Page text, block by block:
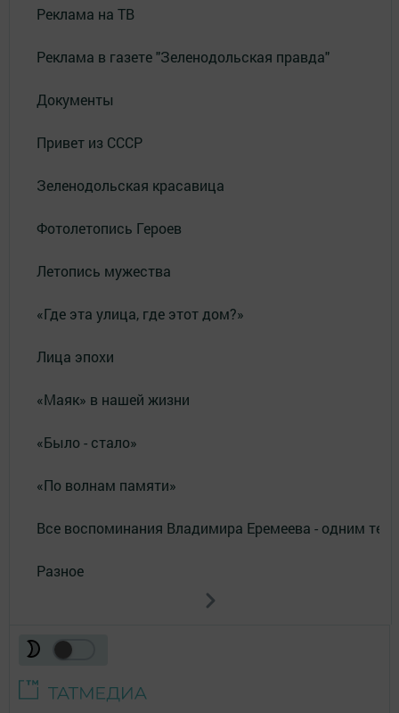
Реклама на ТВ
Реклама в газете "Зеленодольская правда"
Документы
Привет из СССР
Зеленодольская красавица
Фотолетопись Героев
Летопись мужества
«Где эта улица, где этот дом?»
Лица эпохи
«Маяк» в нашей жизни
«Было - стало»
«По волнам памяти»
Все воспоминания Владимира Еремеева - одним
Разное